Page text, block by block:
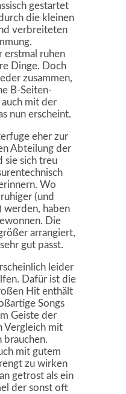
gestartet
die kleinen
verbreiteten
erstmal ruhen
Dinge. Doch
zusammen,
B-Seiten-
mit der
nun erscheint.
eher zur
Abteilung der
sie sich treu
Wo
(und
werden, haben
Die
arrangiert,
gut passt.
leider
Dafür ist die
Hit enthält
Songs
Geiste der
Vergleich mit
brauchen.
mit gutem
zu wirken
getrost als ein
der sonst oft